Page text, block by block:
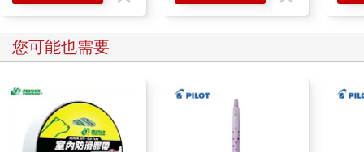
您可能也需要